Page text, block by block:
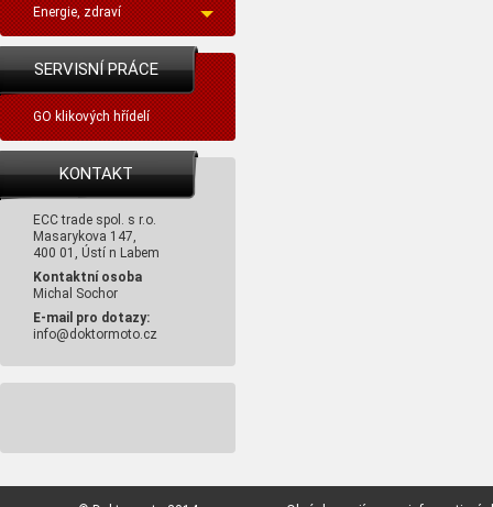
Energie, zdraví
SERVISNÍ PRÁCE
GO klikových hřídelí
KONTAKT
ECC trade spol. s r.o.
Masarykova 147,
400 01, Ústí n Labem
Kontaktní osoba
Michal Sochor
E-mail pro dotazy:
info@doktormoto.cz